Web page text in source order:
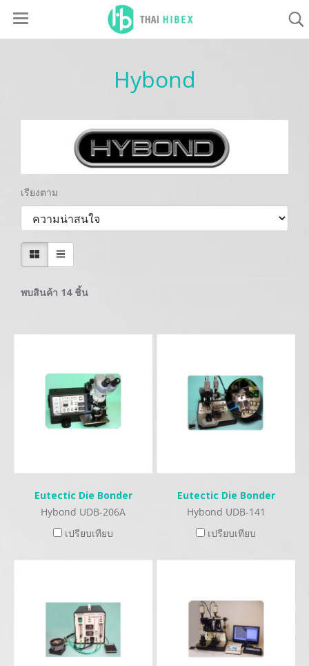
Hybond
เรียงตาม
พบสินค้า 14 ชิ้น
Eutectic Die Bonder
Hybond UDB-206A
เปรียบเทียบ
Eutectic Die Bonder
Hybond UDB-141
เปรียบเทียบ